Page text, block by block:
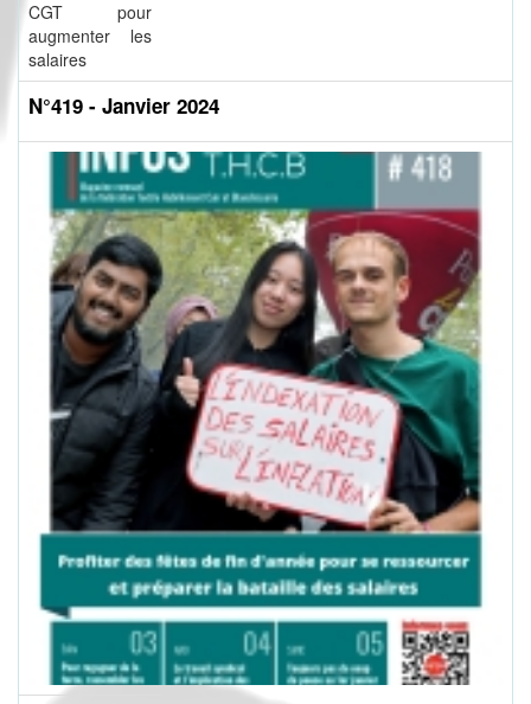
CGT pour
augmenter les
salaires
N°419 - Janvier 2024